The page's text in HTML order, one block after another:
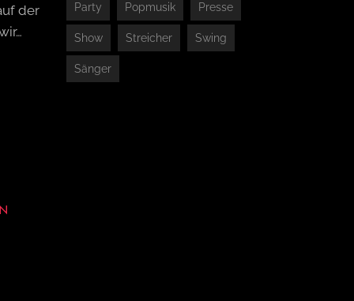
der
Party Popmusik Presse
Show Streicher Swing
Sänger